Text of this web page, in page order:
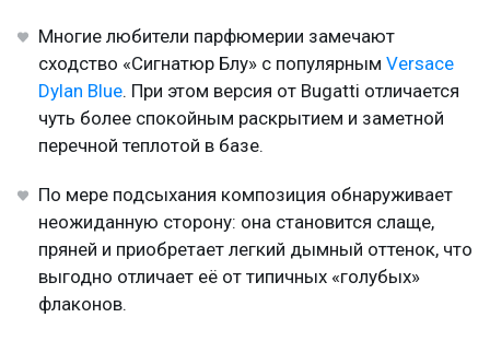
Многие любители парфюмерии замечают
сходство «Сигнатюр Блу» с популярным Versace
Dylan Blue. При этом версия от Bugatti отличается
чуть более спокойным раскрытием и заметной
перечной теплотой в базе.
По мере подсыхания композиция обнаруживает
неожиданную сторону: она становится слаще,
пряней и приобретает легкий дымный оттенок, что
выгодно отличает её от типичных «голубых»
флаконов.